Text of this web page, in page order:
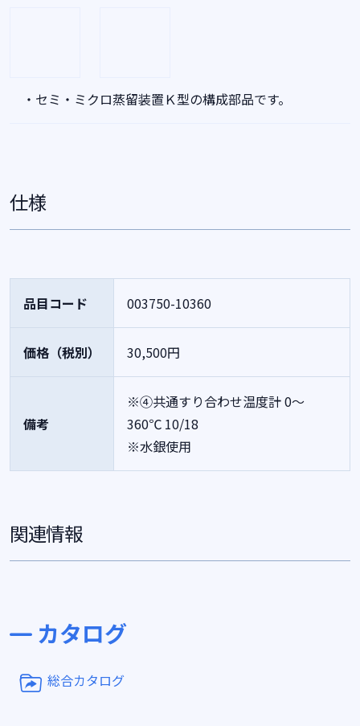
・セミ・ミクロ蒸留装置Ｋ型の構成部品です。
仕様
品目コード 003750-10360
価格（税別） 30,500円
備考
※④共通すり合わせ温度計 0～
360℃ 10/18
※水銀使用
関連情報
カタログ
総合カタログ